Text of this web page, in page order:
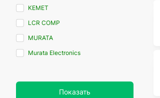
KEMET
LCR COMP
MURATA
Murata Electronics
Nichicon Corporation
Показать